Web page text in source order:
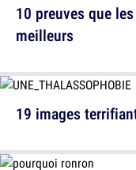
10 preuves que
meilleurs
19 images